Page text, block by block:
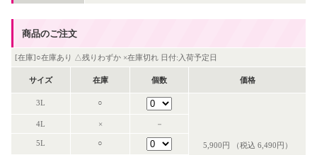
商品のご注文
[在庫]○在庫あり △残りわずか ×在庫切れ 日付:入荷予定日
サイズ 在庫 個数 価格
3L ○
5,900円 （税込 6,490円）
4L × －
5L ○